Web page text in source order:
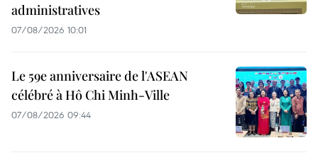
administratives
07/08/2026 10:01
Le 59e anniversaire de l'ASEAN
célébré à Hô Chi Minh-Ville
07/08/2026 09:44